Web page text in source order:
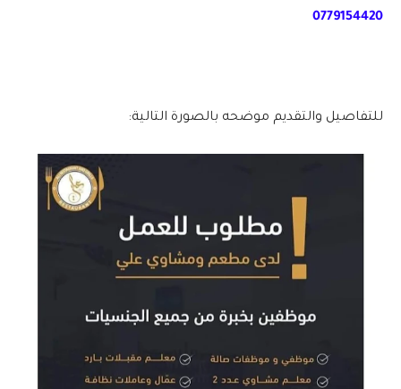
0779154420
للتفاصيل والتقديم موضحه بالصورة التالية: